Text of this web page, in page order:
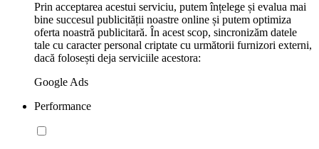
Prin acceptarea acestui serviciu, putem înțelege și evalua mai
bine succesul publicității noastre online și putem optimiza
oferta noastră publicitară. În acest scop, sincronizăm datele
tale cu caracter personal criptate cu următorii furnizori externi,
dacă folosești deja serviciile acestora:
Google Ads
Performance